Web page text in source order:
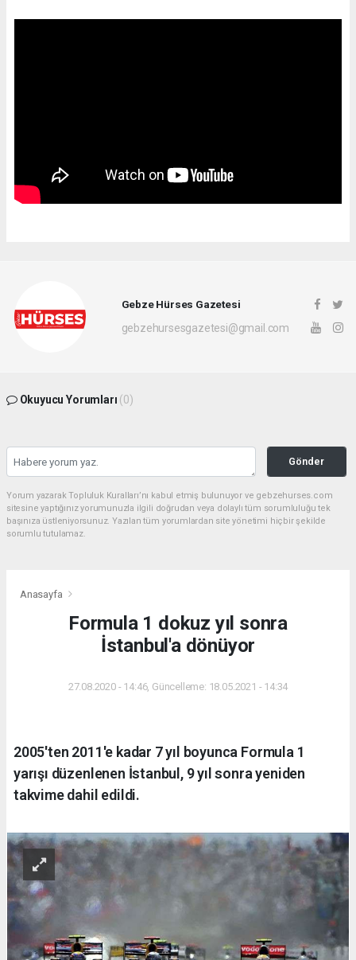
Gebze Hürses Gazetesi
gebzehursesgazetesi@gmail.com
Okuyucu Yorumları (0)
Gönder
Yorum yazarak Topluluk Kuralları’nı kabul etmiş bulunuyor ve gebzehurses.com
sitesine yaptığınız yorumunuzla ilgili doğrudan veya dolaylı tüm sorumluluğu tek
başınıza üstleniyorsunuz. Yazılan tüm yorumlardan site yönetimi hiçbir şekilde
sorumlu tutulamaz.
Anasayfa
Formula 1 dokuz yıl sonra
İstanbul'a dönüyor
27.08.2020 - 14:46, Güncelleme: 18.05.2021 - 14:34
2005'ten 2011'e kadar 7 yıl boyunca Formula 1
yarışı düzenlenen İstanbul, 9 yıl sonra yeniden
takvime dahil edildi.